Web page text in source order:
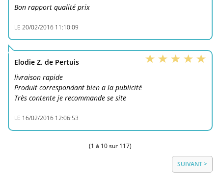
Bon rapport qualité prix
LE 20/02/2016 11:10:09
Elodie Z. de Pertuis
livraison rapide
Produit correspondant bien a la publicité
Très contente je recommande se site
LE 16/02/2016 12:06:53
(1 à 10 sur 117)
SUIVANT >